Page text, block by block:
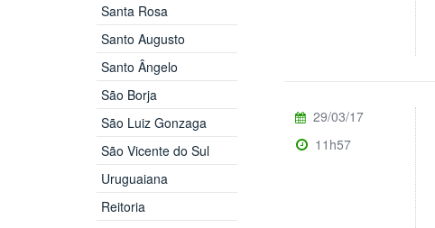
Santa Rosa
Santo Augusto
Santo Ângelo
São Borja
São Luiz Gonzaga
São Vicente do Sul
Uruguaiana
Reitoria
29/03/17
11h57